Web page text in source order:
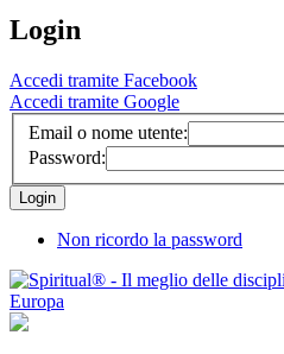
Login
Accedi tramite Facebook
Accedi tramite Google
Email o nome utente:
Password:
Non ricordo la password